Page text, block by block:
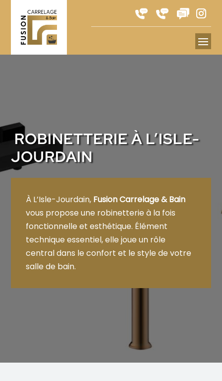
ROBINETTERIE À L’ISLE-
JOURDAIN
À L’Isle-Jourdain, Fusion Carrelage & Bain
vous propose une robinetterie à la fois
fonctionnelle et esthétique. Élément
technique essentiel, elle joue un rôle
central dans le confort et le style de votre
salle de bain.